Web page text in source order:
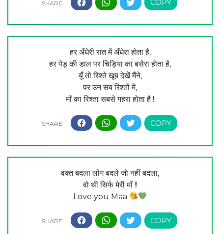
हर अँधेरी रात में अँधेरा होता है,
हर पेड़ की डाल पर चिड़िया का बसेरा होता है,
यूँ तो रिश्ते खूब देखें मैंने,
पर उन सब रिश्तों में,
माँ का रिश्ता सबसे गहरा होता है !
वक्त बदला लोग बदले जो नहीं बदला,
वो थी सिर्फ मेरी माँ !!
Love you Maa